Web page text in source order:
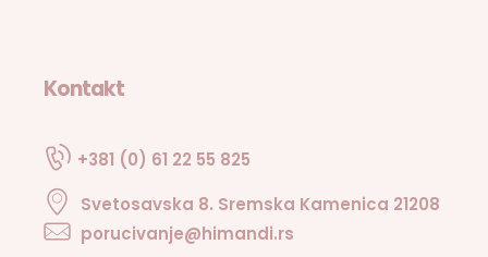
Kontakt
+381 (0) 61 22 55 825
Svetosavska 8. Sremska Kamenica 21208
porucivanje@himandi.rs